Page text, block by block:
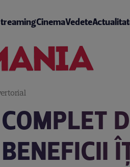
CinemaVedete